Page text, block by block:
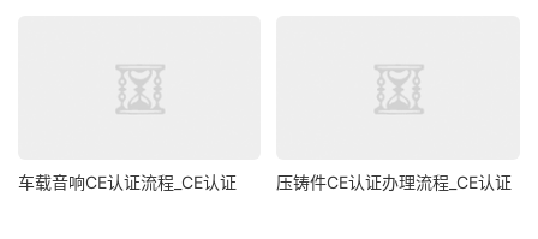
车载音响CE认证流程_CE认证 压铸件CE认证办理流程_CE认证